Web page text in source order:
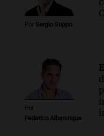
Episodios
Audio.
agua entra por
Episodios
Por Sergio Suppo
Por
Federico Albarenque